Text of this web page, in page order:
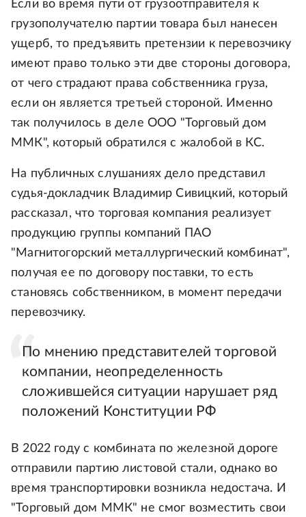
Если во время пути от грузоотправителя к
грузополучателю партии товара был нанесен
ущерб, то предъявить претензии к перевозчику
имеют право только эти две стороны договора,
от чего страдают права собственника груза,
если он является третьей стороной. Именно
так получилось в деле ООО "Торговый дом
ММК", который обратился с жалобой в КС.
На публичных слушаниях дело представил
судья-докладчик Владимир Сивицкий, который
рассказал, что торговая компания реализует
продукцию группы компаний ПАО
"Магнитогорский металлургический комбинат",
получая ее по договору поставки, то есть
становясь собственником, в момент передачи
перевозчику.
По мнению представителей торговой
компании, неопределенность
сложившейся ситуации нарушает ряд
положений Конституции РФ
В 2022 году с комбината по железной дороге
отправили партию листовой стали, однако во
время транспортировки возникла недостача. И
"Торговый дом ММК" не смог возместить свои